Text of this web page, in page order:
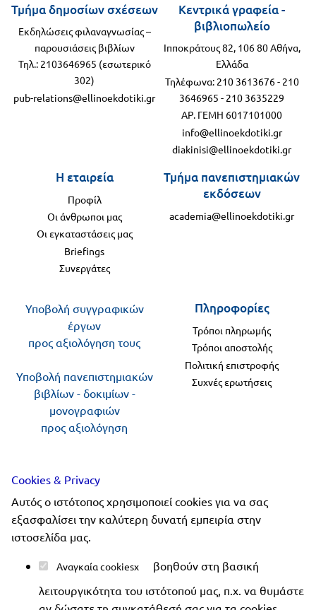
Κεντρικά γραφεία -
βιβλιοπωλείο
Ιπποκράτους 82, 106 80 Αθήνα,
Ελλάδα
Τηλέφωνα: 210 3613676- 210
3646965 - 210 3635229
ΑΡ. ΓΕΜΗ 6017101000
info@ellinoekdotiki.gr
diakinisi@ellinoekdotiki.gr
Η εταιρεία
Προφίλ
Οι άνθρωποι μας
Οι εγκαταστάσεις μας
Briefings
Συνεργάτες
Τμήμα δημοσίων σχέσεων
Εκδηλώσεις φιλαναγνωσίας –
παρουσιάσεις βιβλίων
Τηλ.: 2103646965 (εσωτερικό
302)
pub-relations@ellinoekdotiki.gr
Τμήμα πανεπιστημιακών
εκδόσεων
academia@ellinoekdotiki.gr
Πληροφορίες
Τρόποι πληρωμής
Τρόποι αποστολής
Πολιτική επιστροφής
Συχνές ερωτήσεις
Υποβολή συγγραφικών
έργων
προς αξιολόγηση τους
Υποβολή πανεπιστημιακών
βιβλίων - δοκιμίων -
μονογραφιών
προς αξιολόγηση
reserved| Όροι χρήσης | Προστασία δεδομένων
Ασφάλεια συναλλαγών
Cookies & Privacy
Αυτός ο ιστότοπος χρησιμοποιεί cookies για να σας
εξασφαλίσει την καλύτερη δυνατή εμπειρία στην
ιστοσελίδα μας.
Αναγκαία cookies
βοηθούν στη βασική
λειτουργικότητα του ιστότοπού μας, π.χ. να θυμάστε